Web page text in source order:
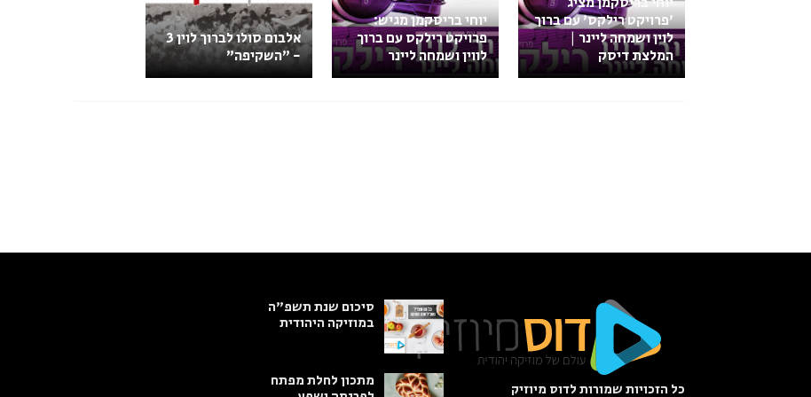
'פרויקט רילקס' עם ברוך
לוין ושמחה ליינר |
המלצת דיסק
יוחי בריסקמן מגיש:
פרויקט רילקס עם ברוך
לווין ושמחה ליינר
אלבום סולו לברוך לוין 3
- "השקיפה"
כל הזכויות שמורות לדוס מיוזיק
סיכום שנת תשפ"ה
במוזיקה היהודית
מתכון לחלת מפתח